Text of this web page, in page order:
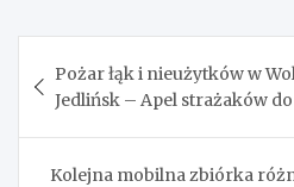
wpisu
Pożar łąk i nieużytków w
Jedlińsk – Apel strażaków
Kolejna mobilna zbiórka